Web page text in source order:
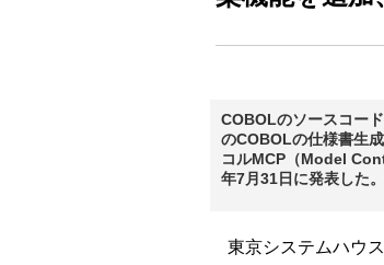
COBOLのソースコー
のCOBOLの仕様書生
コルMCP（Model
年7月31日に発表した。
東京システムハウ